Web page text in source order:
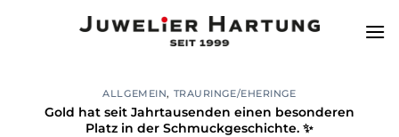
ALLGEMEIN, TRAURINGE/EHERINGE
Gold hat seit Jahrtausenden einen besonderen
Platz in der Schmuckgeschichte. ✨